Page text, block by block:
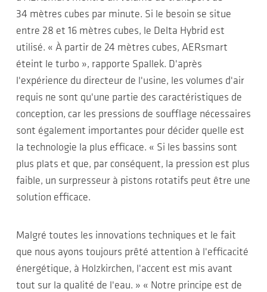
34 mètres cubes par minute. Si le besoin se situe
entre 28 et 16 mètres cubes, le Delta Hybrid est
utilisé. « À partir de 24 mètres cubes, AERsmart
éteint le turbo », rapporte Spallek. D'après
l'expérience du directeur de l'usine, les volumes d'air
requis ne sont qu'une partie des caractéristiques de
conception, car les pressions de soufflage nécessaires
sont également importantes pour décider quelle est
la technologie la plus efficace. « Si les bassins sont
plus plats et que, par conséquent, la pression est plus
faible, un surpresseur à pistons rotatifs peut être une
solution efficace.
Malgré toutes les innovations techniques et le fait
que nous ayons toujours prêté attention à l'efficacité
énergétique, à Holzkirchen, l'accent est mis avant
tout sur la qualité de l'eau. » « Notre principe est de